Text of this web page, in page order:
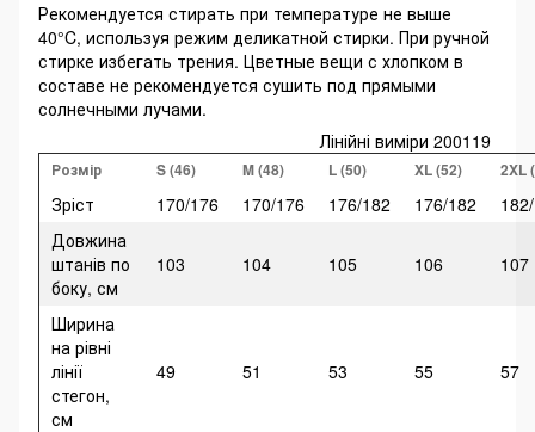
Рекомендуется стирать при температуре не выше
40°C, используя режим деликатной стирки. При ручной
стирке избегать трения. Цветные вещи с хлопком в
составе не рекомендуется сушить под прямыми
солнечными лучами.
Лінійні виміри 200119
Розмір S (46) M (48) L (50) XL (52) 2XL
Зріст 170/176 170/176 176/182 176/182
Довжина
штанів по
боку, см
103 104 105 106 107
Ширина
на рівні
лінії
стегон,
см
49 51 53 55 57